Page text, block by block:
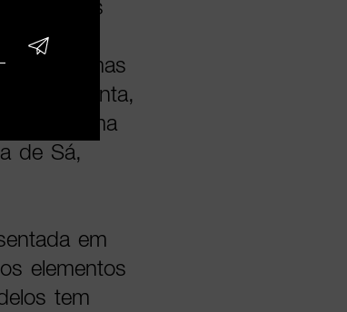
mais
fazer, mas
apresenta,
afirma
de Sá,
em
elementos
tem